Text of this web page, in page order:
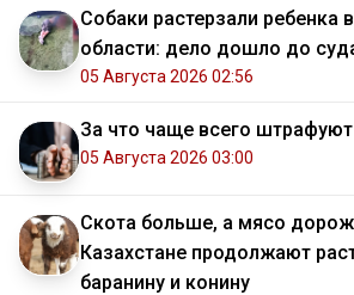
Собаки растерзали ребенка
области: дело дошло до
05 Августа 2026 02:56
За что чаще всего
05 Августа 2026 03:00
Скота больше, а мясо
Казахстане продолжают
баранину и конину